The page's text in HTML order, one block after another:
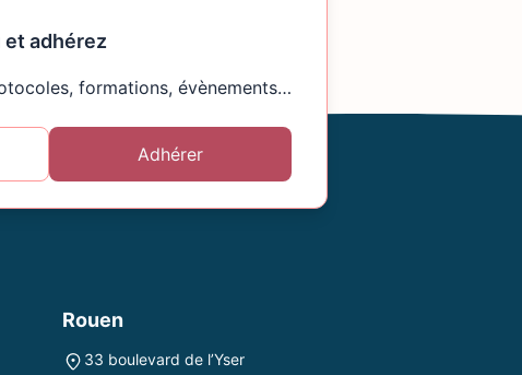
et adhérez
formations, évènements…
Adhérer
Rouen
33 boulevard de l’Yser